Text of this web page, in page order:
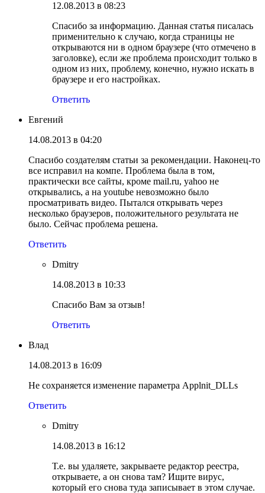
12.08.2013 в 08:23
Спасибо за информацию. Данная статья писалась
применительно к случаю, когда страницы не
открываются ни в одном браузере (что отмечено в
заголовке), если же проблема происходит только в
одном из них, проблему, конечно, нужно искать в
браузере и его настройках.
Ответить
Евгений
14.08.2013 в 04:20
Спасибо создателям статьи за рекомендации. Наконец-то
все исправил на компе. Проблема была в том,
практически все сайты, кроме mail.ru, yahoo не
открывались, а на youtube невозможно было
просматривать видео. Пытался открывать через
несколько браузеров, положительного результата не
было. Сейчас проблема решена.
Ответить
Dmitry
14.08.2013 в 10:33
Спасибо Вам за отзыв!
Ответить
Влад
14.08.2013 в 16:09
Не сохраняется изменение параметра Applnit_DLLs
Ответить
Dmitry
14.08.2013 в 16:12
Т.е. вы удаляете, закрываете редактор реестра,
открываете, а он снова там? Ищите вирус,
который его снова туда записывает в этом случае.